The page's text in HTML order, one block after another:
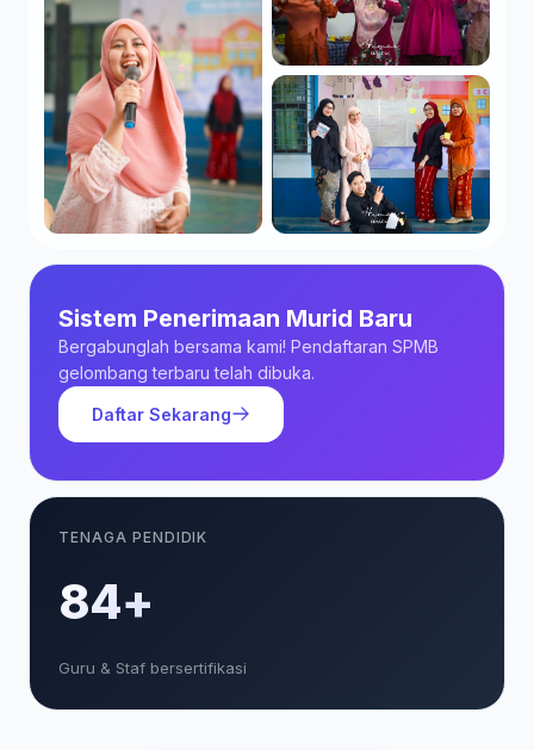
Sistem Penerimaan Murid Baru
Bergabunglah bersama kami! Pendaftaran SPMB
gelombang terbaru telah dibuka.
Daftar Sekarang
TENAGA PENDIDIK
85+
Guru & Staf bersertifikasi